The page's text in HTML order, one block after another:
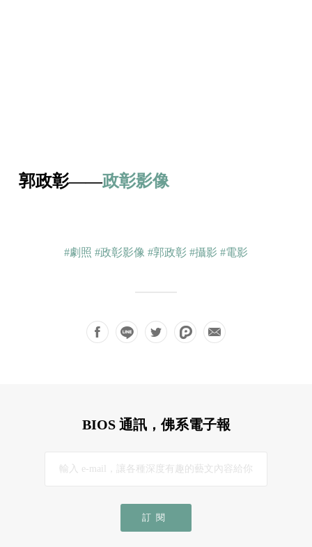
郭政彰——政彰影像
#劇照 #政彰影像 #郭政彰 #攝影 #電影
BIOS 通訊，佛系電子報
訂閱